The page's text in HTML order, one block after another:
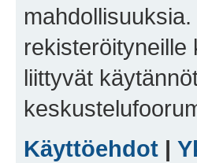
rekisteröityneille
liittyvät
Käyttöehdot |